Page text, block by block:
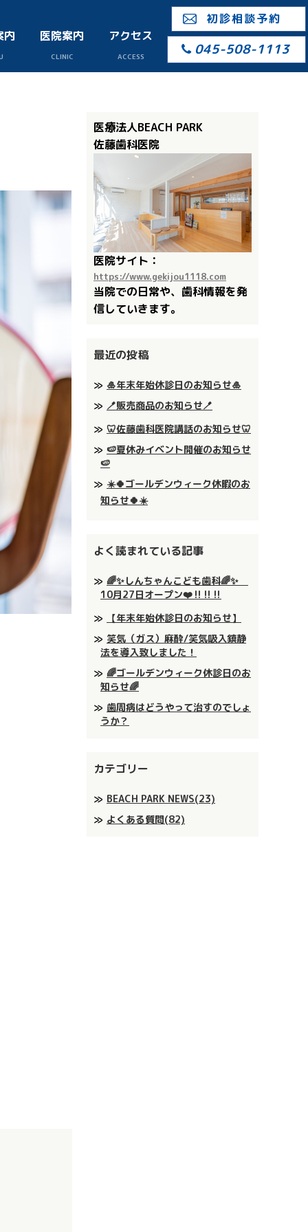
内 医院案内
CLINIC
アクセス
ACCESS
初診相談予約
045-508-1113
医療法人BEACH PARK
佐藤歯科医院
医院サイト：
https://www.gekijou1118.com
当院での日常や、歯科情報を発
信していきます。
最近の投稿
🎍年末年始休診日のお知らせ🎍
🪥販売商品のお知らせ🪥
🦷佐藤歯科医院講話のお知らせ🦷
🍉夏休みイベント開催のお知らせ
🍉
☀️🍀ゴールデンウィーク休暇のお
知らせ🍀☀️
よく読まれている記事
🌈✨しんちゃんこども歯科🌈✨
10月27日オープン❤️‼️‼️‼️
【年末年始休診日のお知らせ】
笑気（ガス）麻酔/笑気吸入鎮静
法を導入致しました！
🌈ゴールデンウィーク休診日のお
知らせ🌈
歯周病はどうやって治すのでしょ
うか？
カテゴリー
BEACH PARK NEWS(23)
よくある質問(82)